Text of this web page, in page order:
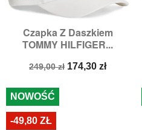
Czapka Z Daszkiem
TOMMY HILFIGER...
Cena
249,00 zł Cena
174,30 zł
NOWOŚĆ
-49,80 ZŁ